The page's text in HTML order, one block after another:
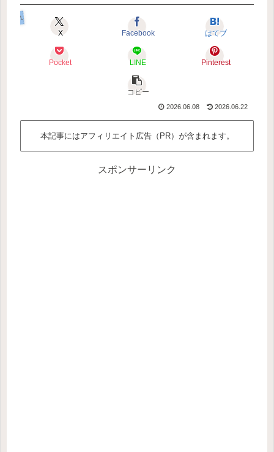
いえのコダワリ
X Facebook はてブ
Pocket LINE Pinterest
コピー
2026.06.08 2026.06.22
本記事にはアフィリエイト広告（PR）が含まれます。
スポンサーリンク